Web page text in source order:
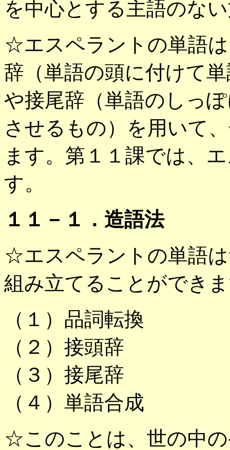
を中心とする主語のな
☆エスペラントの単語
辞（単語の頭に付けて
や接尾辞（単語のしっ
させるもの）を用いて
ます。第１１課では、
す。
１１－１．造語法
☆エスペラントの単語
組み立てることができ
（１）品詞転換
（２）接頭辞
（３）接尾辞
（４）単語合成
☆このことは、世の中